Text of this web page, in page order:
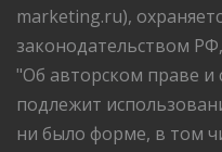
marketing.ru),
законодательством
"Об авторском праве и
подлежит
ни было форме, в том